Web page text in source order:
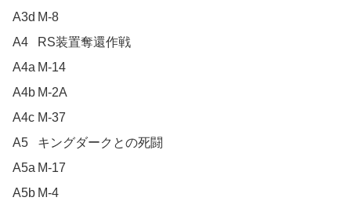
A3d	M-8
A4	RS装置奪還作戦
A4a	M-14
A4b	M-2A
A4c	M-37
A5	キングダークとの死闘
A5a	M-17
A5b	M-4